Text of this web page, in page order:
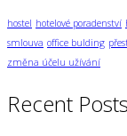
hostel hotelové poradenství
smlouva office bulding
změna účelu užívání
Recent